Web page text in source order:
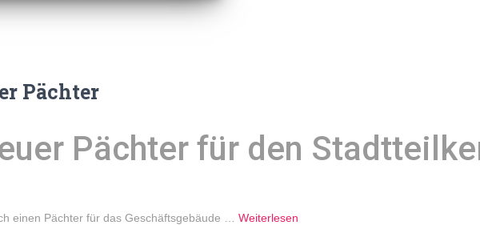
Pächter
Pächter für den
einen Pächter für das Geschäftsgebäude … Weiterlesen